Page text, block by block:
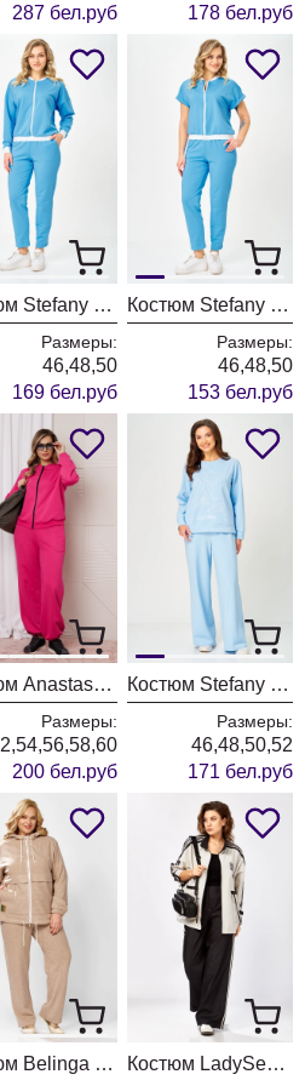
287 бел.руб
178 бел.руб
Костюм Stefany 2081-1 голубой
Размеры:
46,48,50
169 бел.руб
Костюм Stefany 2080-1 голубой
Размеры:
46,48,50
153 бел.руб
Костюм Anastasia 1317 фуксия
Размеры:
200 бел.руб
Костюм Stefany 2100 небесно-голубой
Размеры:
46,48,50,52
171 бел.руб
Костюм Belinga 2336 Костюм LadySecret 25228 платиновый-черный